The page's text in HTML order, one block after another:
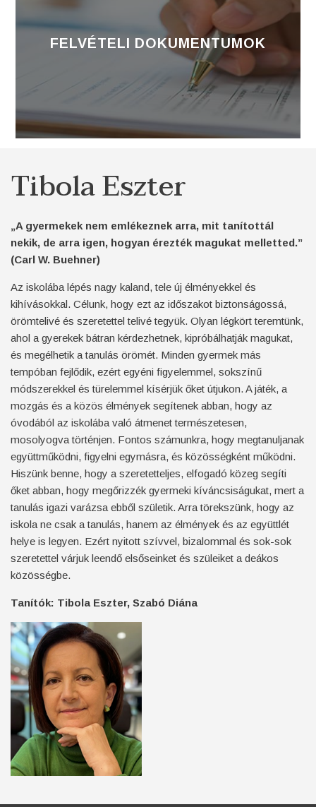
FELVÉTELI DOKUMENTUMOK
Tibola Eszter
„A gyermekek nem emlékeznek arra, mit tanítottál
nekik, de arra igen, hogyan érezték magukat melletted.”
(Carl W. Buehner)
Az iskolába lépés nagy kaland, tele új élményekkel és
kihívásokkal. Célunk, hogy ezt az időszakot biztonságossá,
örömtelivé és szeretettel telivé tegyük. Olyan légkört teremtünk,
ahol a gyerekek bátran kérdezhetnek, kipróbálhatják magukat,
és megélhetik a tanulás örömét. Minden gyermek más
tempóban fejlődik, ezért egyéni figyelemmel, sokszínű
módszerekkel és türelemmel kísérjük őket útjukon. A játék, a
mozgás és a közös élmények segítenek abban, hogy az
óvodából az iskolába való átmenet természetesen,
mosolyogva történjen. Fontos számunkra, hogy megtanuljanak
együttműködni, figyelni egymásra, és közösségként működni.
Hiszünk benne, hogy a szeretetteljes, elfogadó közeg segíti
őket abban, hogy megőrizzék gyermeki kíváncsiságukat, mert a
tanulás igazi varázsa ebből születik. Arra törekszünk, hogy az
iskola ne csak a tanulás, hanem az élmények és az együttlét
helye is legyen. Ezért nyitott szívvel, bizalommal és sok-sok
szeretettel várjuk leendő elsőseinket és szüleiket a deákos
közösségbe.
Tanítók: Tibola Eszter, Szabó Diána